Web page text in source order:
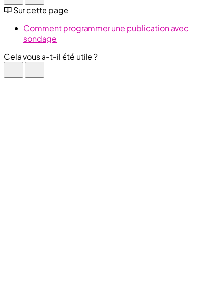
Sur cette page
Comment programmer une publication avec
sondage
Cela vous a-t-il été utile ?